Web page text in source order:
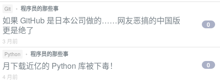
Git • 程序员的那些事
如果 GitHub 是日本公司做的……网友恶搞的中国版
更是绝了
3 月前
0
Python • 程序员的那些事
月下载近亿的 Python 库被下毒！
4 月前
0